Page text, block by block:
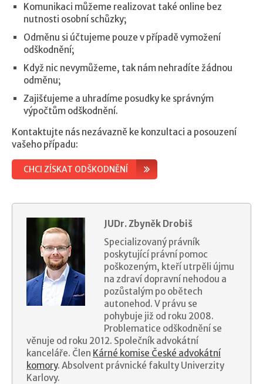
Komunikaci můžeme realizovat také online bez
nutnosti osobní schůzky;
Odměnu si účtujeme pouze v případě vymožení
odškodnění;
Když nic nevymůžeme, tak nám nehradíte žádnou
odměnu;
Zajišťujeme a uhradíme posudky ke správným
výpočtům odškodnění.
Kontaktujte nás nezávazně ke konzultaci a posouzení
vašeho případu:
CHCI ZÍSKAT ODŠKODNĚNÍ
JUDr. Zbyněk Drobiš
Specializovaný právník
poskytující právní pomoc
poškozeným, kteří utrpěli újmu
na zdraví dopravní nehodou a
pozůstalým po obětech
autonehod. V právu se
pohybuje již od roku 2008.
Problematice odškodnění se
věnuje od roku 2012. Společník advokátní
kanceláře. Člen Kárné komise České advokátní
komory. Absolvent právnické fakulty Univerzity
Karlovy.